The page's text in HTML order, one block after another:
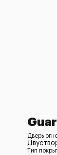
Дверь
Тип